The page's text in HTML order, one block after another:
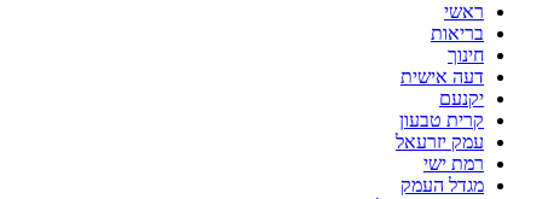
ראשי
בריאות
חינוך
דעה אישית
יקנעם
קרית טבעון
עמק יזרעאל
רמת ישי
מגדל העמק